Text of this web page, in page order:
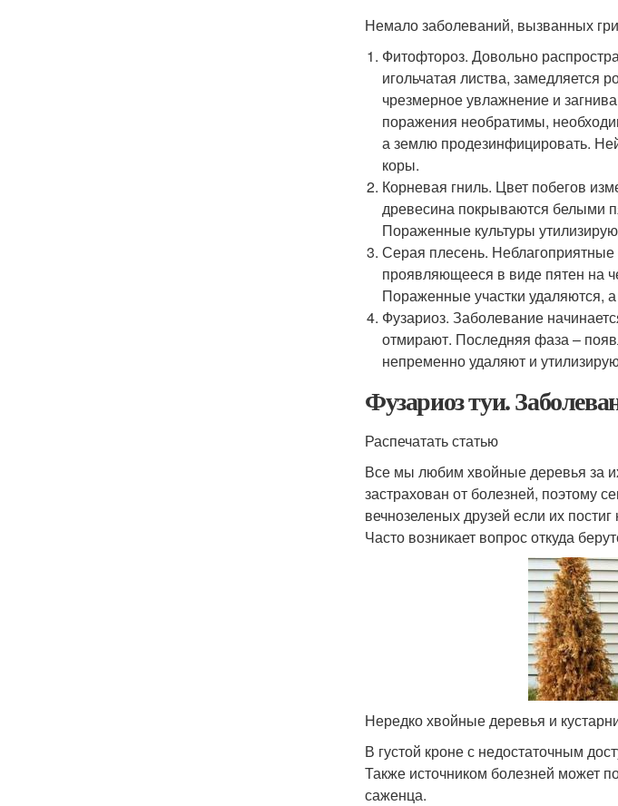
Немало заболеваний, вызванных
Фитофтороз. Довольно
игольчатая листва, замедляется
чрезмерное увлажнение и
поражения необратимы,
а землю продезинфицировать.
коры.
Корневая гниль. Цвет побегов
древесина покрываются белыми
Пораженные культуры
Серая плесень.
проявляющееся в виде пятен на
Пораженные участки удаляются,
Фузариоз. Заболевание
отмирают. Последняя фаза –
непременно удаляют и
Фузариоз туи.
Распечатать статью
Все мы любим хвойные деревья за
застрахован от болезней, поэтому
вечнозеленых друзей если их постиг
Часто возникает вопрос откуда
Нередко хвойные деревья и
В густой кроне с недостаточным
Также источником болезней может
саженца.